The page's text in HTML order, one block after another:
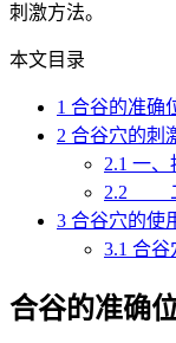
刺激方法。
本文目录
1 合谷的准确
2 合谷穴的刺
2.1 一、
2.2 二
3 合谷穴的使
3.1 合谷
合谷的准确